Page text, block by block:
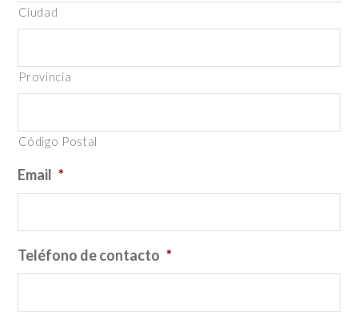
Ciudad
Provincia
Código Postal
Email *
Teléfono de contacto *